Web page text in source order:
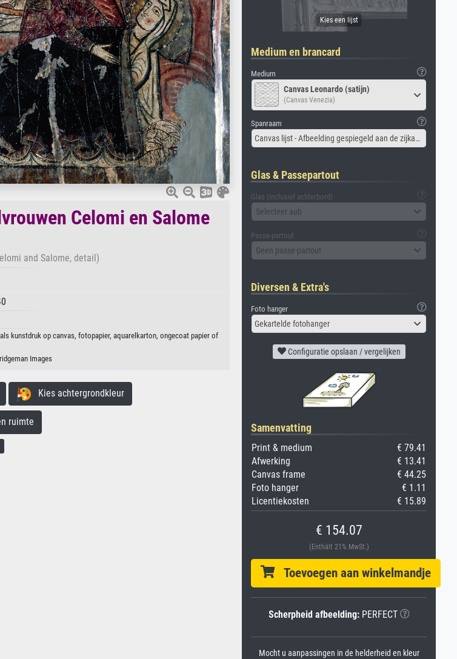
Celomi en Salome
and Salome, detail)
kunstdruk op canvas, fotopapier, aquarelkarton, ongecoat papier of
Images
Kies achtergrondkleur
ruimte
Medium en brancard
Medium
Canvas Leonardo (satijn)
(Canvas Venezia)
Spanraam
Canvas lijst - Afbeelding gespiegeld aan de zijkant
Glas & Passepartout
Glas (inclusief achterbord)
Selecteer aub
Passe-partout
Geen passe-partout
Diversen & Extra's
Foto hanger
Gekartelde fotohanger
Configuratie opslaan / vergelijken
Samenvatting
Print & medium
€ 79.41
Afwerking
€ 13.41
Canvas frame
€ 44.25
Foto hanger
€ 1.11
Licentiekosten
€ 15.89
€ 154.07
(Enthält 21% MwSt.)
Toevoegen aan winkelmandje
Scherpheid afbeelding:PERFECT
Mocht u aanpassingen in de helderheid en kleur